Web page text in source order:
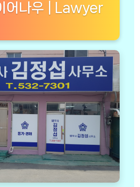
어나우 | Lawyer